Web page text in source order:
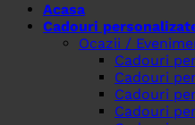
Acasa
Cadouri
Ocazii /
Cadouri
Cadouri
Cadouri
Cadouri